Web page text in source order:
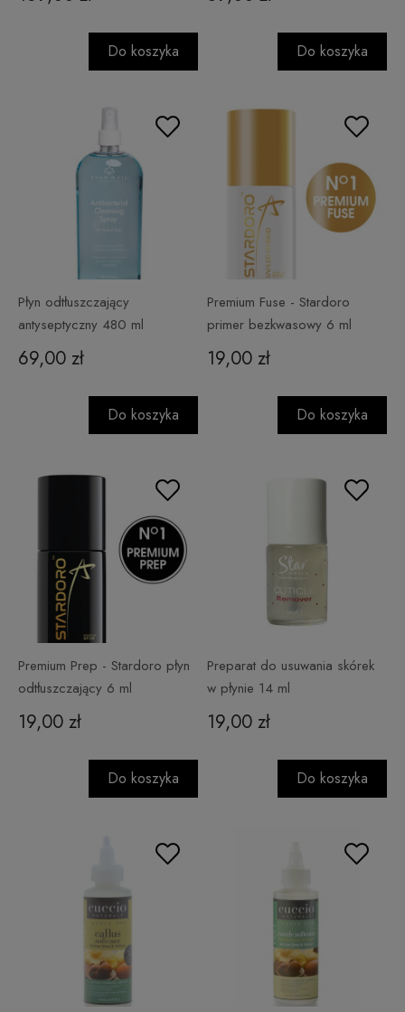
Do koszyka Do koszyka
Płyn odtłuszczający
antyseptyczny 480 ml
69,00 zł
Do koszyka
Premium Fuse - Stardoro
primer bezkwasowy 6 ml
19,00 zł
Do koszyka
Premium Prep - Stardoro płyn
odtłuszczający 6 ml
19,00 zł
Do koszyka
Preparat do usuwania skórek
w płynie 14 ml
19,00 zł
Do koszyka